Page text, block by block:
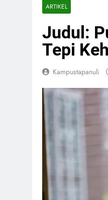
ARTIKEL
Judul:
Tepi
Kampustapanuli